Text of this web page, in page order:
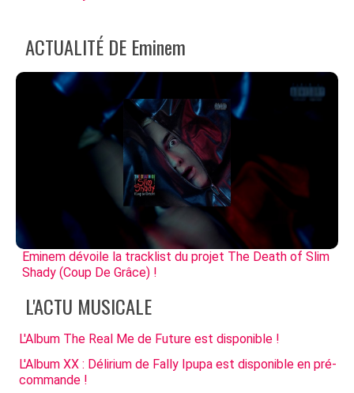
ACTUALITÉ DE Eminem
Eminem dévoile la tracklist du projet The Death of Slim
Shady (Coup De Grâce) !
L'ACTU MUSICALE
L'Album The Real Me de Future est disponible !
L'Album XX : Délirium de Fally Ipupa est disponible en pré-
commande !